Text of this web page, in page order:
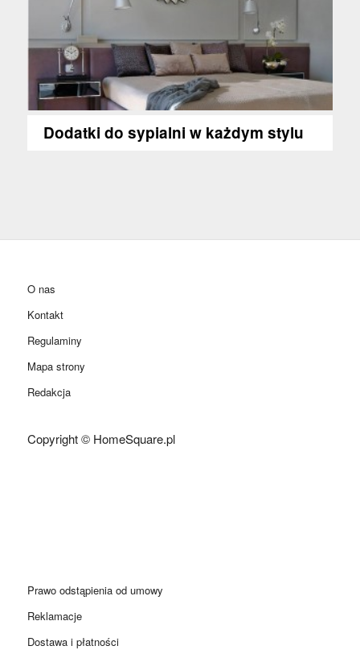
Dodatki do sypialni w każdym stylu
O nas
Kontakt
Regulaminy
Mapa strony
Redakcja
Copyright © HomeSquare.pl
Prawo odstąpienia od umowy
Reklamacje
Dostawa i płatności